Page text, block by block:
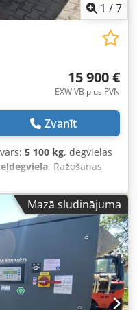
1 /7
15 900 €
EXW VB plus PVN
Zvanīt
5 100 kg, degvielas
, Ražošanas
Dcsdpfst Srw Aex Ah
- YA3-062854-
2005 JAUDA (kW) - 166
- 7
Mazā sludinājuma